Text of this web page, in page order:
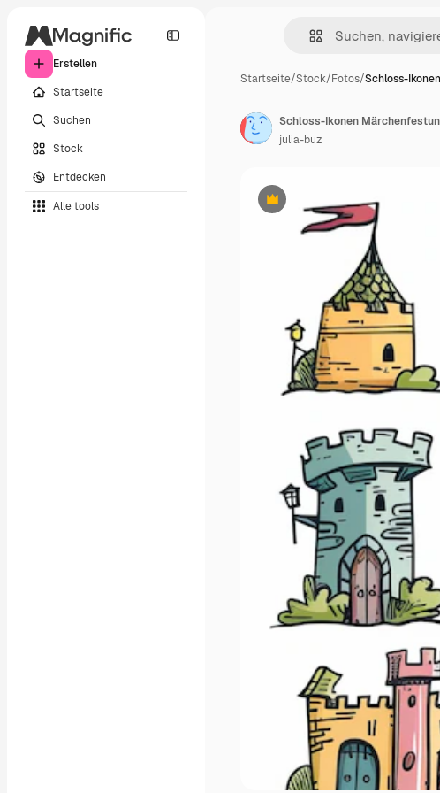
Erstellen
Startseite
Suchen
Stock
Entdecken
Alle tools
Startseite/Stock/Fotos/Schloss-
Premium
julia-buz